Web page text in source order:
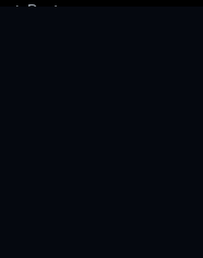
Poster une annonce